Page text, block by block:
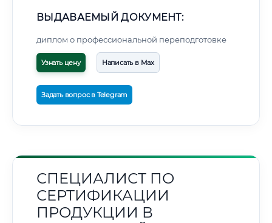
ВЫДАВАЕМЫЙ ДОКУМЕНТ:
диплом о профессиональной переподготовке
Узнать цену Написать в Max
Задать вопрос в Telegram
СПЕЦИАЛИСТ ПО
СЕРТИФИКАЦИИ
ПРОДУКЦИИ В